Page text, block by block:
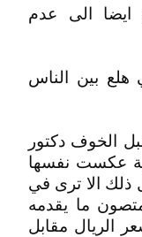
ايضا الى عدم
هلع بين الناس
الخوف دكتور
عكست نفسها
ذلك الا ترى في
ما يقدمه
الريال مقابل